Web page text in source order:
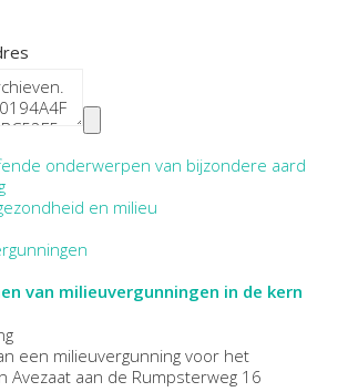
onderwerpen van bijzondere aard
en milieu
van milieuvergunningen in de kern
een milieuvergunning voor het
Avezaat aan de Rumpsterweg 16